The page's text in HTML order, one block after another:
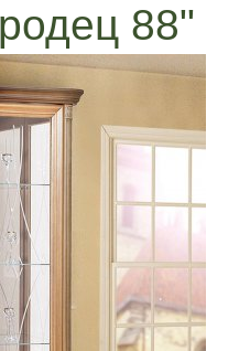
88"